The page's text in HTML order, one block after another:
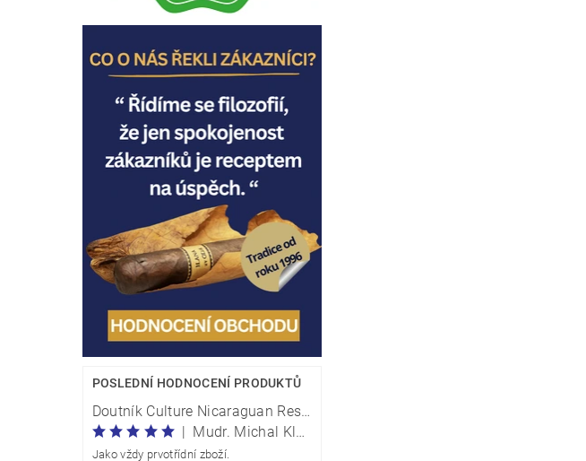
POSLEDNÍ HODNOCENÍ PRODUKTŮ
Doutník Culture Nicaraguan Reserve Perla Traveller - box 20 kusů
|
Mudr. Michal Klečka
Jako vždy prvotřídní zboží.